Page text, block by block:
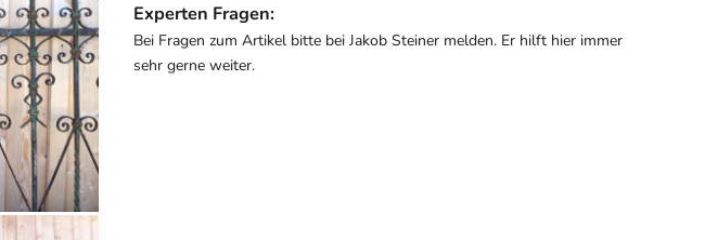
Experten Fragen:
Bei Fragen zum Artikel bitte bei Jakob Steiner melden. Er hilft hier immer
sehr gerne weiter.